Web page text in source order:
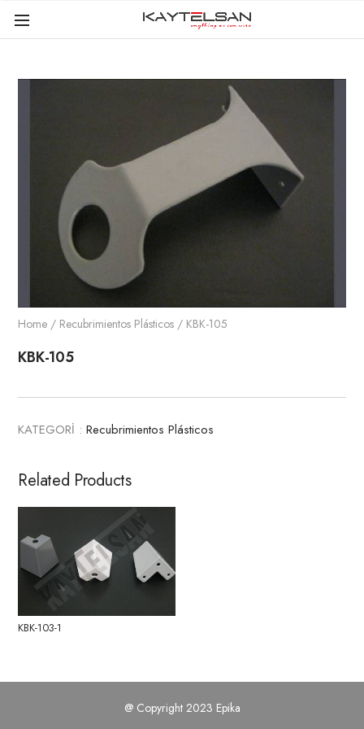
Home / Recubrimientos Plásticos / KBK-105
KBK-105
KATEGORİ : Recubrimientos Plásticos
Related Products
KBK-103-1
@ Copyright 2023 Epika